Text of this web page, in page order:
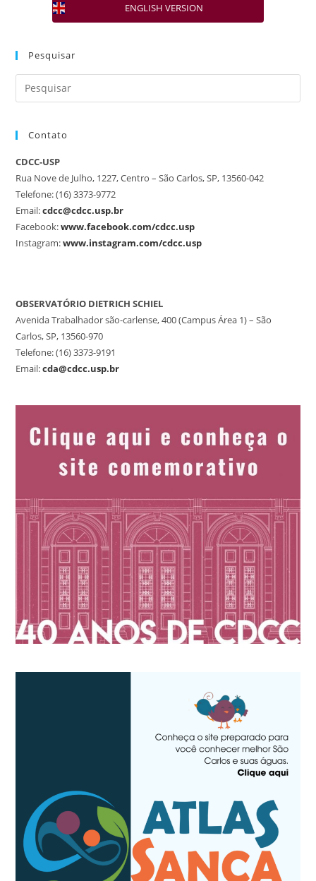
ENGLISH VERSION
Pesquisar
Contato
CDCC-USP
Rua Nove de Julho, 1227, Centro – São Carlos, SP, 13560-042
Telefone: (16) 3373-9772
Email:cdcc@cdcc.usp.br
Facebook:www.facebook.com/cdcc.usp
Instagram:www.instagram.com/cdcc.usp
OBSERVATÓRIO DIETRICH SCHIEL
Avenida Trabalhador são-carlense, 400 (Campus Área 1) – São
Carlos, SP, 13560-970
Telefone: (16) 3373-9191
Email:cda@cdcc.usp.br